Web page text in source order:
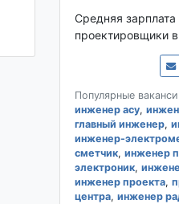
Средняя
проектировщики
Популярные
инженер асу,
главный инженер,
инженер-
сметчик, инженер
электроник,
инженер проекта,
центра, инженер